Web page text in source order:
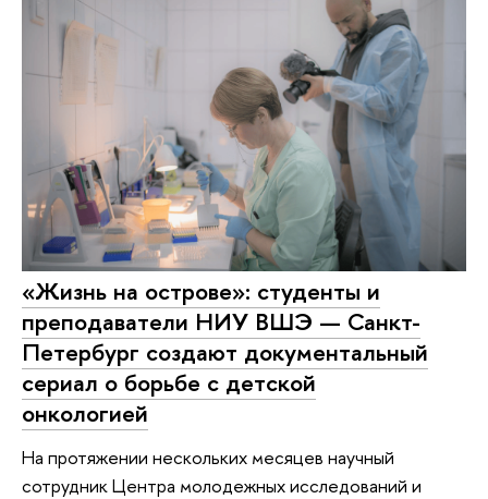
«Жизнь на острове»: студенты и
преподаватели НИУ ВШЭ — Санкт-
Петербург создают документальный
сериал о борьбе с детской
онкологией
На протяжении нескольких месяцев научный
сотрудник Центра молодежных исследований и